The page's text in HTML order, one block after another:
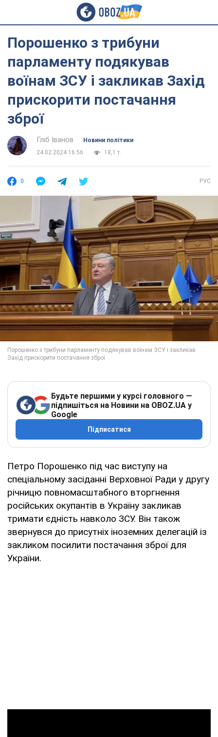
Порошенко з трибуни
парламенту подякував
воїнам ЗСУ і закликав Захід
прискорити постачання
зброї
Гліб Іванов
Новини політики
24.02.2024 16:56
18,1 т.
0 РУС
Будьте першими у курсі головного —
підпишіться на Новини на OBOZ.UA у
Google
Підписатися
Петро Порошенко під час виступу на
спеціальному засіданні Верховної Ради у другу
річницю повномасштабного вторгнення
російських окупантів в Україну закликав
тримати єдність навколо ЗСУ. Він також
звернувся до присутніх іноземних делегацій із
закликом посилити постачання зброї для
України.